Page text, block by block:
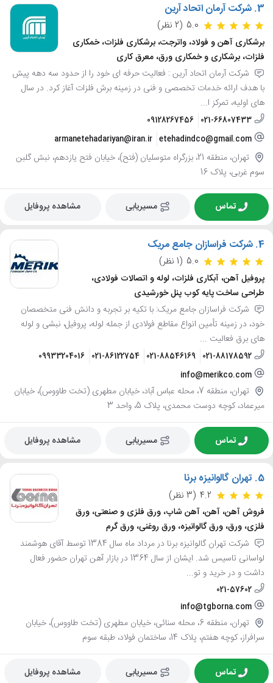
3. شرکت آرمان اتحاد آرین
5.0 (2 نظر)
برشکاری آهن و فولاد، واترجت، برشکاری فلزات، خمکاری
فلزات، برشکاری و خمکاری ورق، معرق کاری
شرکت آرمان اتحاد آرین : فعالیت حرفه ای خود را از حدود سه دهه پیش
با هدف ارائه خدمات تخصصی و فنی در زمینه برش فلزات آغاز کرد. در سال
های اولیه، تمرکز ا...
021-66807433
09128267456
etehadindco@gmail.com
armanetehadariyan@iran.ir
تهران، منطقه 21، بزرگراه متوسلیان (فتح)، خیابان فتح یازدهم، نبش گلبن
سوم غربی، پلاک 16
تماس مسیریابی مشاهده پروفایل
4. شرکت فراسازان جامع مریک
5.0 (1 نظر)
پروفیل آهن، آبکاری فلزات، لوله و اتصالات فولادی،
طراحی ساخت پایه کوب پنل خورشیدی
شرکت فراسازان جامع مریک: با تکیه بر تجربه و دانش فنی متخصصان
خود، در زمینه تأمین انواع مقاطع فولادی از جمله لوله، پروفیل، نبشی و لوله
های برق فعالیت ...
021-88178592
021-88546169
021-86122754
09933204016
info@merikco.com
تهران، منطقه 7، محله عباس آباد، خیابان مطهری (تخت طاووس)، خیابان
میرعماد، کوچه دوست محمدی، پلاک 5، واحد 3
تماس مسیریابی مشاهده پروفایل
5. تهران گالوانیزه برنا
4.2 (3 نظر)
فروش آهن، آهن، آهن شاپ، ورق فلزی و صنعتی، ورق
فلزی، ورق، ورق گالوانیزه، ورق روغنی، ورق گرم
شرکت تهران گالوانیزه برنا در مرداد ماه سال 1384 توسط آقای هوشمند
لواسانی تاسیس شد. ایشان از سال 1364 در بازار آهن تهران حضور فعال
داشت و در خرید و تو...
021-57602
info@tgborna.com
تهران، منطقه 6، محله سنائی، خیابان مطهری (تخت طاووس)، خیابان
سرافراز، کوچه هفتم، پلاک 14، ساختمان فولاد، طبقه سوم
تماس مسیریابی مشاهده پروفایل